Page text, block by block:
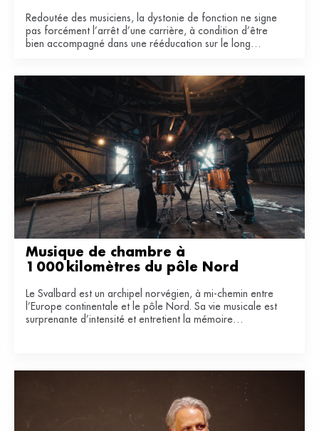
Redoutée des musiciens, la dystonie de fonction ne signe
pas forcément l’arrêt d’une carrière, à condition d’être
bien accompagné dans une rééducation sur le long
Musique de chambre à
1 000 kilomètres du pôle Nord
Le Svalbard est un archipel norvégien, à mi-chemin entre
l’Europe continentale et le pôle Nord. Sa vie musicale est
surprenante d’intensité et entretient la mémoire